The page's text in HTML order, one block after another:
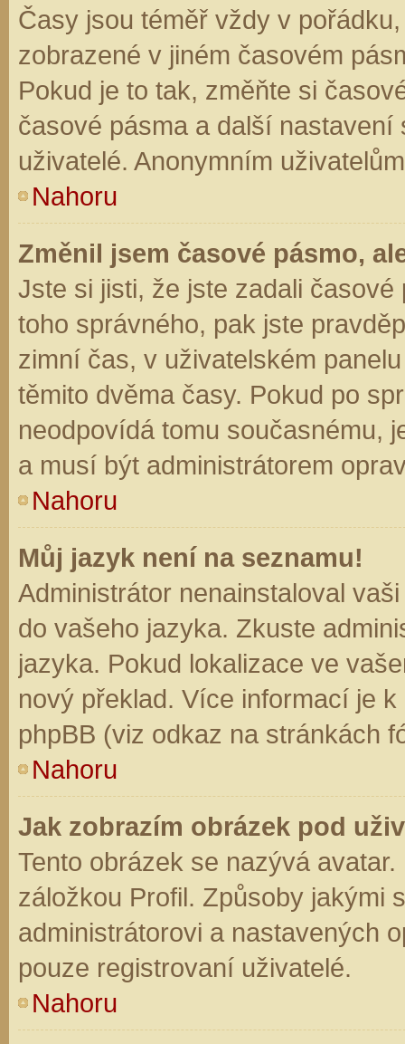
Časy jsou téměř vždy v
zobrazené v jiném časovém
Pokud je to tak, změňte si
časové pásma a další
uživatelé. Anonymním
Nahoru
Změnil jsem časové pásmo,
Jste si jisti, že jste zadali
toho správného, pak jste
zimní čas, v uživatelském
těmito dvěma časy. Pokud po
neodpovídá tomu současnému,
a musí být administrátorem
Nahoru
Můj jazyk není na seznamu!
Administrátor nenainstaloval
do vašeho jazyka. Zkuste
jazyka. Pokud lokalizace ve
nový překlad. Více informací je
phpBB (viz odkaz na stránkách
Nahoru
Jak zobrazím obrázek pod
Tento obrázek se nazývá
záložkou Profil. Způsoby jakými
administrátorovi a nastavených
pouze registrovaní uživatelé.
Nahoru